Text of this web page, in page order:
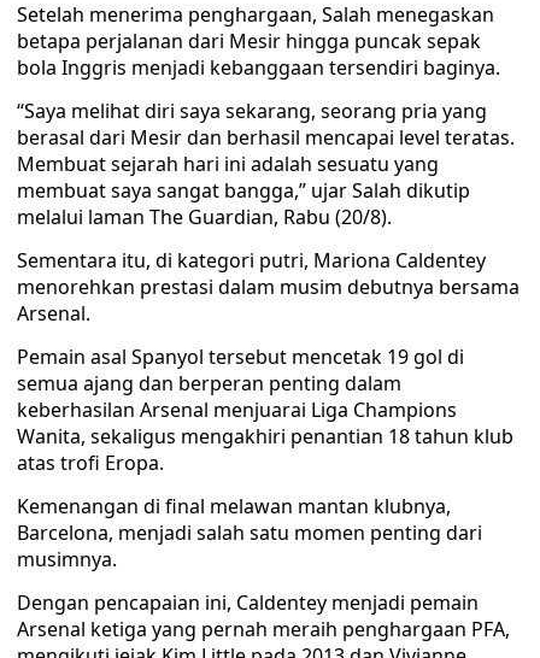
Setelah menerima penghargaan, Salah menegaskan
betapa perjalanan dari Mesir hingga puncak sepak
bola Inggris menjadi kebanggaan tersendiri baginya.
“Saya melihat diri saya sekarang, seorang pria yang
berasal dari Mesir dan berhasil mencapai level teratas.
Membuat sejarah hari ini adalah sesuatu yang
membuat saya sangat bangga,” ujar Salah dikutip
melalui laman The Guardian, Rabu (20/8).
Sementara itu, di kategori putri, Mariona Caldentey
menorehkan prestasi dalam musim debutnya bersama
Arsenal.
Pemain asal Spanyol tersebut mencetak 19 gol di
semua ajang dan berperan penting dalam
keberhasilan Arsenal menjuarai Liga Champions
Wanita, sekaligus mengakhiri penantian 18 tahun klub
atas trofi Eropa.
Kemenangan di final melawan mantan klubnya,
Barcelona, menjadi salah satu momen penting dari
musimnya.
Dengan pencapaian ini, Caldentey menjadi pemain
Arsenal ketiga yang pernah meraih penghargaan PFA,